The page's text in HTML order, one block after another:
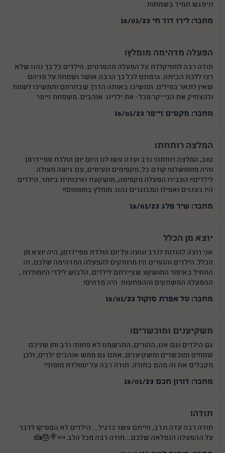
וניפגש תמיד בשמחות .
מחבר: לירז דוד חי 15/01/23
הפעלה מדהימה מומלץ!
תודה רבה למוזיקלדת על הפעלה מהסרטים. הילדים כל כך נהנו שלא
רצו ללכת הביתה. גרמתם לכל כך הרבה אושר ושמחה על פניהם
שאין לתאר במילים. תמשיכו באותה הדרך שבחרתם ותמשיכו לשמח
ולהצחיק את הכי יקר מכל- את ילדינו. אוהבים. משפחת זייפר
מחבר: מקסים זייפר 15/01/23
המלצה רותחת!
טוב, המלצה רותחת! נדב ועדה עשו לנו היום יום הולדת ספיידרמן
והיה מווווושלם! קודם כל, מקסימים ונעימים, עם גישה מעולה
לילדים!! העבירו הפעלה מקסימה, מושקעת ואיכותית ביותר. הילדים
היו בעננים ואפילו המבוגרים נהנו. מומלץ בחוווווום!!
מחבר: שיר פלג 15/01/23
יוצא מן הכלל
אני רוצה להודות לנדב ונועה על יום הולדת ספיידרמן, היה יוצא מן
הכלל. הילדים וההורים היו מרותקים להפעלה המדהימה שלכם, זה
התחיל באיפור המושקע שציירתם לילדים, הלבוש לילדי היומולדת ,
ההפעלה המשחקים וההפתעות. היה מדהים!
מחבר: טל אפרת סוקול 15/01/23
משקיענים ומוכשרים!
גם הילדים וגם אנו, ההורים, התרשמנו לא פחות! נדב וחן שניכם
שמחים ומוכשרים ומשקיענים, אתם גם ממש אוהבים ילדים, ולכן
מקבלים את זה מהם בחזרה. תודה רבה על יומולדת מופתי!
מחבר: דורון חכם 15/01/23
תודה!
תודה רבה עדה ונדב, הייתם עשר כרגיל.... הילדים לא הפסיקו לדבר
על ההפעלה הנפלאה שלכם....תודה רבה מכל הלב.🍬🍭🎂🍰